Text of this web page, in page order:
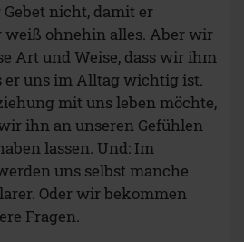
nicht, damit er
weiß ohnehin alles. Aber wir
Art und Weise, dass wir ihm
er uns im Alltag wichtig ist.
mit uns leben möchte,
ihn an unseren Gefühlen
lassen. Und: Im
uns selbst manche
Oder wir bekommen
Fragen.